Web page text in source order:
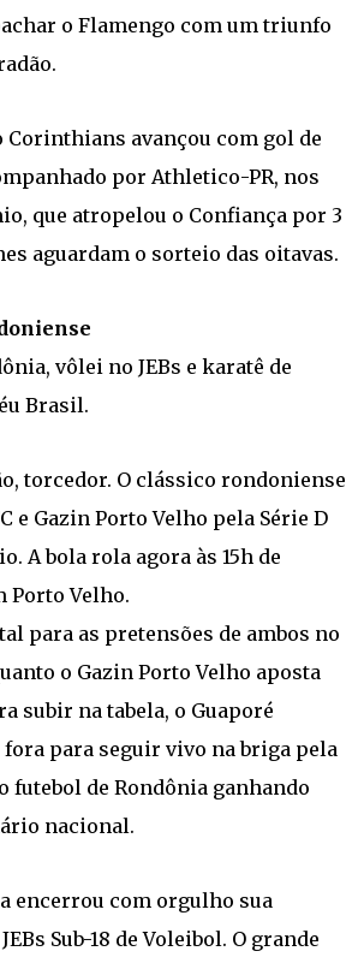
o Flamengo com um triunfo
Corinthians avançou com gol de
por Athletico-PR, nos
que atropelou o Confiança por 3
aguardam o sorteio das oitavas.
vôlei no JEBs e karatê de
Brasil.
torcedor. O clássico rondoniense
e Gazin Porto Velho pela Série D
A bola rola agora às 15h de
Porto Velho.
para as pretensões de ambos no
o Gazin Porto Velho aposta
subir na tabela, o Guaporé
para seguir vivo na briga pela
futebol de Rondônia ganhando
nacional.
encerrou com orgulho sua
Sub-18 de Voleibol. O grande